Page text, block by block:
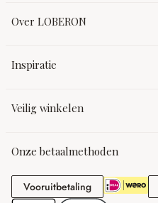
Over LOBERON
Inspiratie
Veilig winkelen
Onze betaalmethoden
VooruitbetalingVooruitbetaling